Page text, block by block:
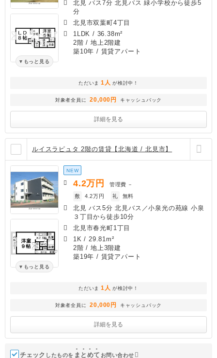
もっと見る
北見 バス7分 北見バス 緑小学校から徒歩5
分
北見市双葉町4丁目
1LDK / 36.38m²
2階 / 地上2階建
築10年 / 賃貸アパート
ただいま 1人 が検討中！
対象者全員に 20,000円 キャッシュバック
詳細を見る
ルイスラピュタ 2階の賃貸【北海道 / 北見市】
もっと見る
NEW
4.2万円 管理費 －
敷
4.2万円 礼 無料
北見 バス5分 北見バス／小泉光の苑線 小泉
３丁目から徒歩10分
北見市春光町1丁目
1K / 29.81m²
2階 / 地上3階建
築19年 / 賃貸アパート
ただいま 1人 が検討中！
対象者全員に 20,000円 キャッシュバック
詳細を見る
チェック したものを ま と めて お問い合わせ